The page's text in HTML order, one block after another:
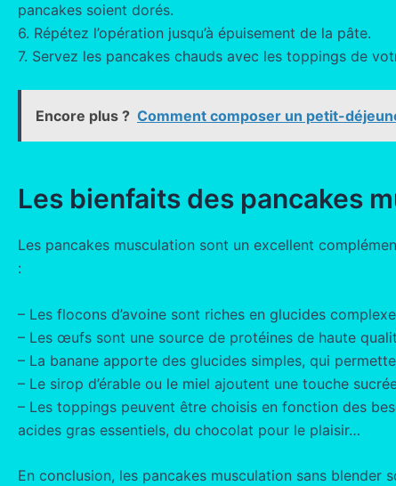
pancakes soient dorés.
6. Répétez l’opération jusqu’à épuisement de la pâte.
7. Servez les pancakes chauds avec les toppings de
Encore plus ? Comment composer un petit-
Les bienfaits des pancakes
Les pancakes musculation sont un excellent
:
– Les flocons d’avoine sont riches en glucides
– Les œufs sont une source de protéines de haute
– La banane apporte des glucides simples, qui
– Le sirop d’érable ou le miel ajoutent une touche
– Les toppings peuvent être choisis en fonction des
acides gras essentiels, du chocolat pour le plaisir…
En conclusion, les pancakes musculation sans